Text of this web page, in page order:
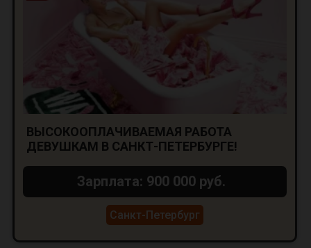
ВЫСОКООПЛАЧИВАЕМАЯ РАБОТА
ДЕВУШКАМ В САНКТ-ПЕТЕРБУРГЕ!
Зарплата: 900 000 руб.
Санкт-Петербург